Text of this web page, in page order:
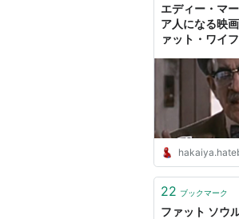
エディー・マ
ア人になる映
ァット・ワイ
22 ブックマーク
ファット ソウ